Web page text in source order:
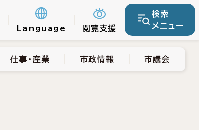
Language 閲覧支援
検索
メニュー
市政情報 市議会
仕事・産業 市政情報 市議会